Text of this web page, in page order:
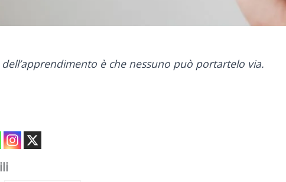
dell’apprendimento è che nessuno può portartelo via.